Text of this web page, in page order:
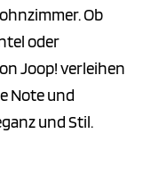
Ob
oder
Joop! verleihen
Note und
und Stil.